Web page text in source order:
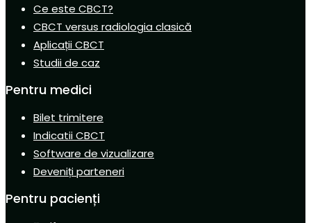
Ce este CBCT?
CBCT versus radiologia clasică
Aplicații CBCT
Studii de caz
Pentru medici
Bilet trimitere
Indicatii CBCT
Software de vizualizare
Deveniți parteneri
Pentru pacienți